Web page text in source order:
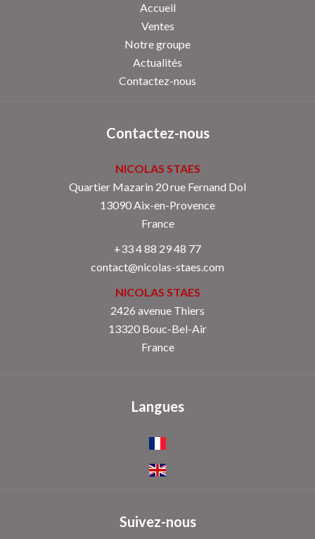
Accueil
Ventes
Notre groupe
Actualités
Contactez-nous
Contactez-nous
NICOLAS STAES
Quartier Mazarin 20 rue Fernand Dol
13090Aix-en-Provence
France
+33 4 88 29 48 77
contact@nicolas-staes.com
NICOLAS STAES
2426 avenue Thiers
13320 Bouc-Bel-Air
France
Langues
Suivez-nous